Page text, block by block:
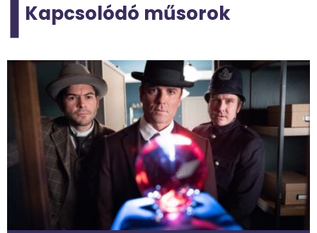
Kapcsolódó műsorok